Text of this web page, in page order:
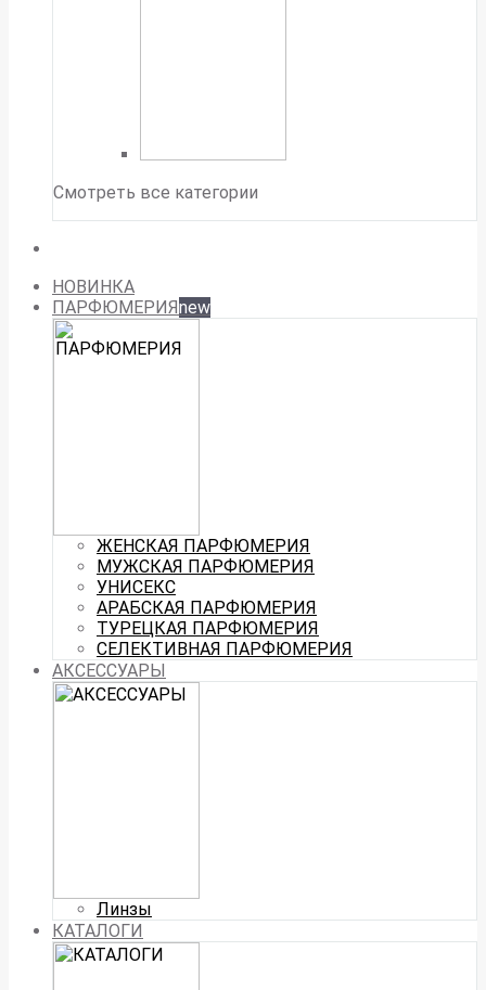
Смотреть все категории
НОВИНКА
ПАРФЮМЕРИЯnew
ЖЕНСКАЯ ПАРФЮМЕРИЯ
МУЖСКАЯ ПАРФЮМЕРИЯ
УНИСЕКС
АРАБСКАЯ ПАРФЮМЕРИЯ
ТУРЕЦКАЯ ПАРФЮМЕРИЯ
СЕЛЕКТИВНАЯ ПАРФЮМЕРИЯ
АКСЕССУАРЫ
Линзы
КАТАЛОГИ